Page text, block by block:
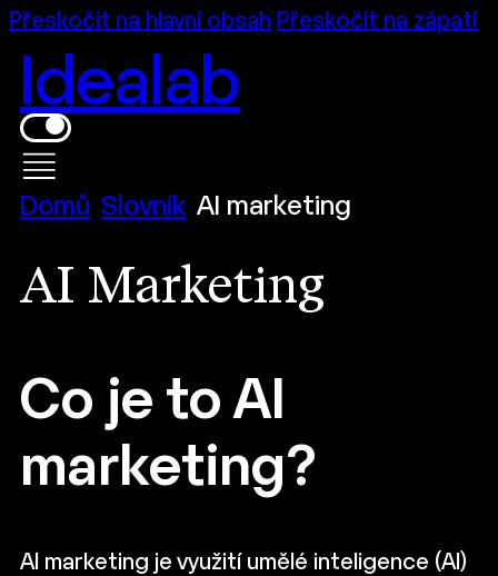
Přeskočit na hlavní obsah Přeskočit na zápatí
Idealab
Domů Slovník AI marketing
AI Marketing
Co je to AI
marketing?
AI marketing je využití umělé inteligence (AI)